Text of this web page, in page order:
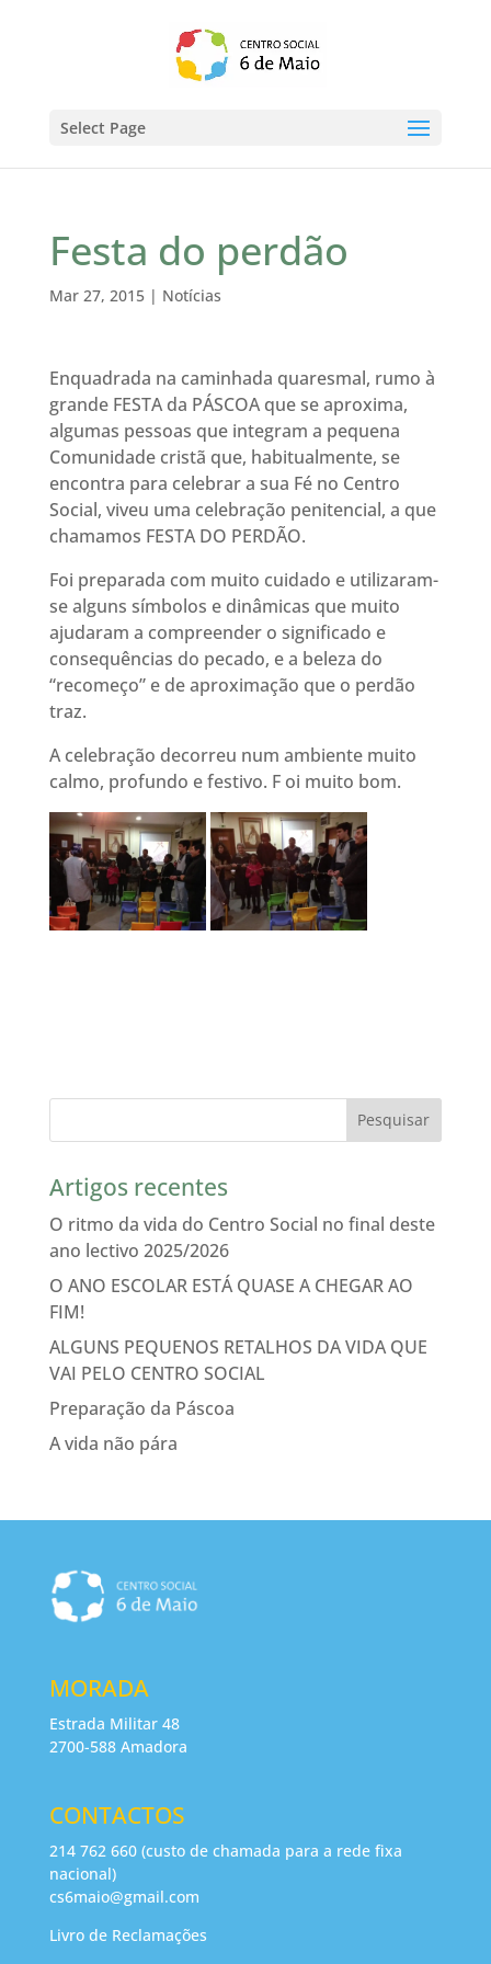
Select Page
Festa do perdão
Mar 27, 2015| Notícias
Enquadrada na caminhada quaresmal, rumo à
grande FESTA da PÁSCOA que se aproxima,
algumas pessoas que integram a pequena
Comunidade cristã que, habitualmente, se
encontra para celebrar a sua Fé no Centro
Social, viveu uma celebração penitencial, a que
chamamos FESTA DO PERDÃO.
Foi preparada com muito cuidado e utilizaram-
se alguns símbolos e dinâmicas que muito
ajudaram a compreender o significado e
consequências do pecado, e a beleza do
“recomeço” e de aproximação que o perdão
traz.
A celebração decorreu num ambiente muito
calmo, profundo e festivo. F oi muito bom.
Artigos recentes
O ritmo da vida do Centro Social no final deste
ano lectivo 2025/2026
O ANO ESCOLAR ESTÁ QUASE A CHEGAR AO
FIM!
ALGUNS PEQUENOS RETALHOS DA VIDA QUE
VAI PELO CENTRO SOCIAL
Preparação da Páscoa
A vida não pára
MORADA
Estrada Militar 48
2700-588 Amadora
CONTACTOS
214 762 660 (custo de chamada para a rede fixa
nacional)
cs6maio@gmail.com
Livro de Reclamações